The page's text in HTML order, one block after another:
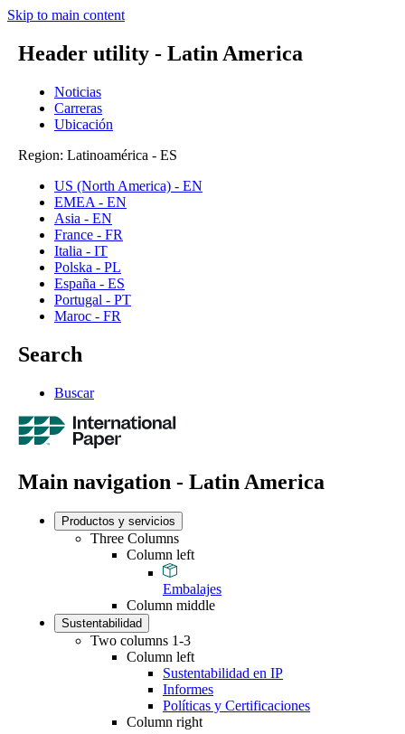
Skip to main content
Header utility - Latin America
Noticias
Carreras
Ubicación
Region: Latinoamérica - ES
US (North America) - EN
EMEA - EN
Asia - EN
France - FR
Italia - IT
Polska - PL
España - ES
Portugal - PT
Maroc - FR
Search
Buscar
Main navigation - Latin America
Productos y servicios
Three Columns
Column left
Embalajes
Column middle
Sustentabilidad
Two columns 1-3
Column left
Sustentabilidad en IP
Informes
Políticas y Certificaciones
Column right